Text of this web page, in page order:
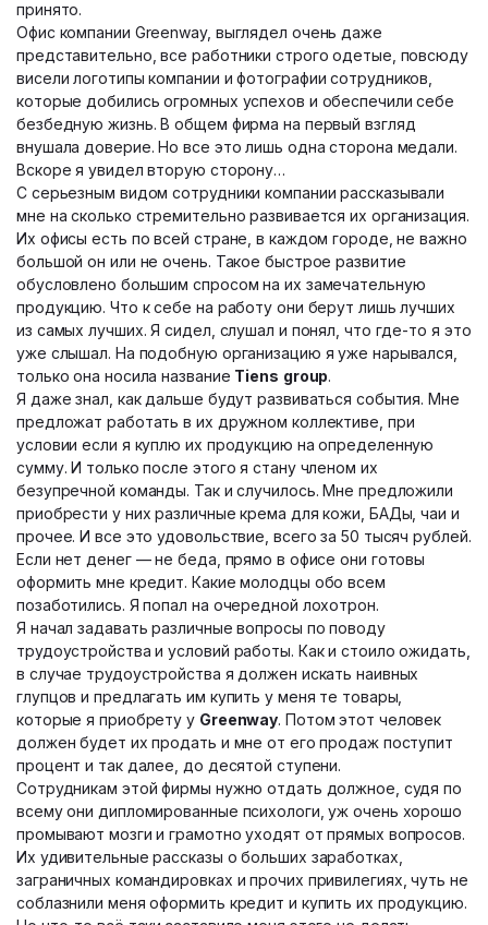
принято.
Офис компании Greenway, выглядел очень даже
представительно, все работники строго одетые, повсюду
висели логотипы компании и фотографии сотрудников,
которые добились огромных успехов и обеспечили себе
безбедную жизнь. В общем фирма на первый взгляд
внушала доверие. Но все это лишь одна сторона медали.
Вскоре я увидел вторую сторону…
С серьезным видом сотрудники компании рассказывали
мне на сколько стремительно развивается их организация.
Их офисы есть по всей стране, в каждом городе, не важно
большой он или не очень. Такое быстрое развитие
обусловлено большим спросом на их замечательную
продукцию. Что к себе на работу они берут лишь лучших
из самых лучших. Я сидел, слушал и понял, что где-то я это
уже слышал. На подобную организацию я уже нарывался,
только она носила название Tiens group.
Я даже знал, как дальше будут развиваться события. Мне
предложат работать в их дружном коллективе, при
условии если я куплю их продукцию на определенную
сумму. И только после этого я стану членом их
безупречной команды. Так и случилось. Мне предложили
приобрести у них различные крема для кожи, БАДы, чаи и
прочее. И все это удовольствие, всего за 50 тысяч рублей.
Если нет денег — не беда, прямо в офисе они готовы
оформить мне кредит. Какие молодцы обо всем
позаботились. Я попал на очередной лохотрон.
Я начал задавать различные вопросы по поводу
трудоустройства и условий работы. Как и стоило ожидать,
в случае трудоустройства я должен искать наивных
глупцов и предлагать им купить у меня те товары,
которые я приобрету у Greenway. Потом этот человек
должен будет их продать и мне от его продаж поступит
процент и так далее, до десятой ступени.
Сотрудникам этой фирмы нужно отдать должное, судя по
всему они дипломированные психологи, уж очень хорошо
промывают мозги и грамотно уходят от прямых вопросов.
Их удивительные рассказы о больших заработках,
заграничных командировках и прочих привилегиях, чуть не
соблазнили меня оформить кредит и купить их продукцию.